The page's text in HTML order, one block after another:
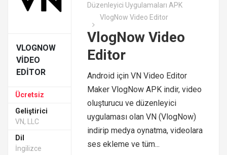
VLOGNOW
VIDEO
EDITOR
Ücretsiz
Geliştirici
VN, LLC
Dil
İngilizce
Düzenleyici Uygulamaları APK
VlogNow Video Editor
VlogNow Video
Editor
Android için VN Video Editor
Maker VlogNow APK indir, video
oluşturucu ve düzenleyici
uygulaması olan VN (VlogNow)
indirip medya oynatma, videolara
ses ekleme ve tüm...